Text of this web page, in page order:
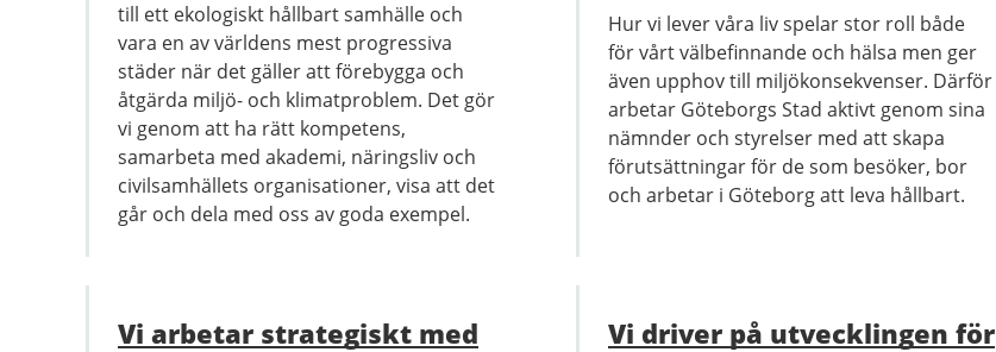
till ett ekologiskt hållbart samhälle och
vara en av världens mest progressiva
städer när det gäller att förebygga och
åtgärda miljö- och klimatproblem. Det gör
vi genom att ha rätt kompetens,
samarbeta med akademi, näringsliv och
civilsamhällets organisationer, visa att det
går och dela med oss av goda exempel.
Hur vi lever våra liv spelar stor roll både
för vårt välbefinnande och hälsa men ger
även upphov till miljökonsekvenser. Därför
arbetar Göteborgs Stad aktivt genom sina
nämnder och styrelser med att skapa
förutsättningar för de som besöker, bor
och arbetar i Göteborg att leva hållbart.
Vi arbetar strategiskt med
Vi driver på utvecklingen för